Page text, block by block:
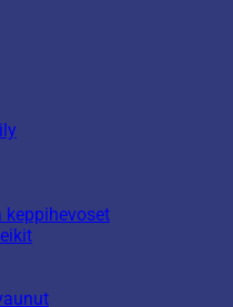
keppihevoset